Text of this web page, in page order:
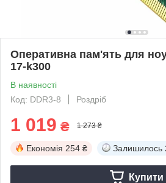
Оперативна пам'ять для
17-k300
В наявності
Код: DDR3-8
Роздріб
1 019 ₴ 1 273 ₴
Економія 254 ₴ Залишилось
Купити